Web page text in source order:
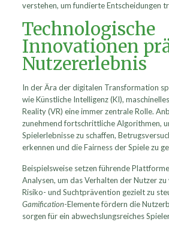
verstehen, um fundierte Entscheidungen
Technologische
Innovationen
Nutzererlebnis
In der Ära der digitalen Transformation
wie Künstliche Intelligenz (KI),
Reality (VR) eine immer zentrale Rolle.
zunehmend fortschrittliche Algorithmen,
Spielerlebnisse zu schaffen,
erkennen und die Fairness der Spiele zu
Beispielsweise setzen führende
Analysen, um das Verhalten der Nutzer
Risiko- und Suchtprävention gezielt zu
Gamification-Elemente fördern die
sorgen für ein abwechslungsreiches